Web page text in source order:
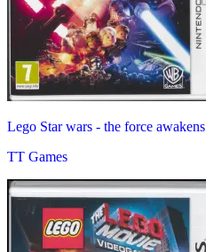
Lego Star wars - the force awakens
TT Games